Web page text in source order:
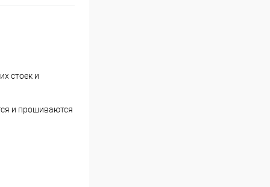
стоек и
и прошиваются